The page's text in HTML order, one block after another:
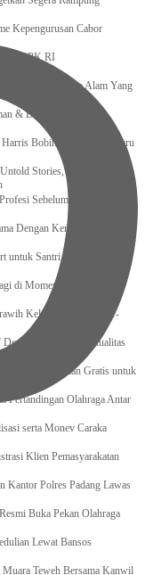
Kepengurusan Cabor
BPK RI
Bencana Alam Yang
& Bersih di Kunjungi
Harris Bobihoe : Tonggak Baru
Stories, Irene Umar :
Sebelum Lebaran
Dengan Kemenbud
untuk Santri Produktif
di Momen Ramadan
Keliling di Masjid Ar-
Pembinaan Berkualitas
Kesehatan Gratis untuk
Pertandingan Olahraga Antar
serta Monev Caraka
Klien Pemasyarakatan
Kantor Polres Padang Lawas
Buka Pekan Olahraga
Lewat Bansos
Teweh Bersama Kanwil